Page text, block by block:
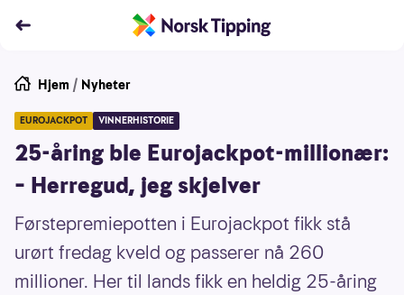
Hjem / Nyheter
EUROJACKPOT VINNERHISTORIE
25-åring ble Eurojackpot-millionær:
– Herregud, jeg skjelver
Førstepremiepotten i Eurojackpot fikk stå
urørt fredag kveld og passerer nå 260
millioner. Her til lands fikk en heldig 25-åring